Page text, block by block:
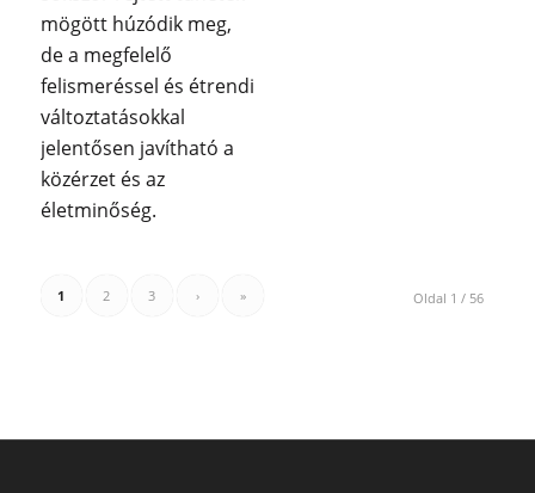
mögött húzódik meg,
de a megfelelő
felismeréssel és étrendi
változtatásokkal
jelentősen javítható a
közérzet és az
életminőség.
Oldal 1 / 56
1 2 3 › »